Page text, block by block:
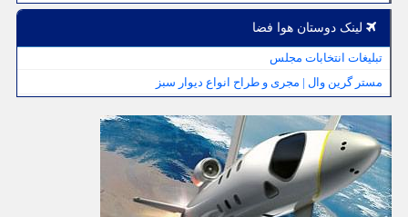
لینک دوستان هوا فضا
تبلیغات انتخابات مجلس
مستر گرین وال | مجری و طراح انواع دیوار سبز